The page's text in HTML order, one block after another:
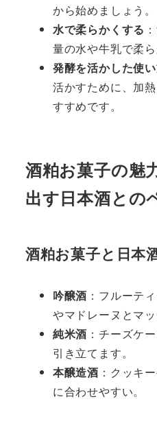
から始めましょう。
水で柔らかくする
量の水や牛乳で柔
発酵を活かした使
活かすために、加
すすめです。
酒粕お菓子の魅
出す日本酒との
酒粕お菓子と日本
吟醸酒 ：フルーテ
やマドレーヌとマッ
純米酒 ：チーズケ
引き立てます。
本醸造酒 ：クッキ
に合わせやすい。